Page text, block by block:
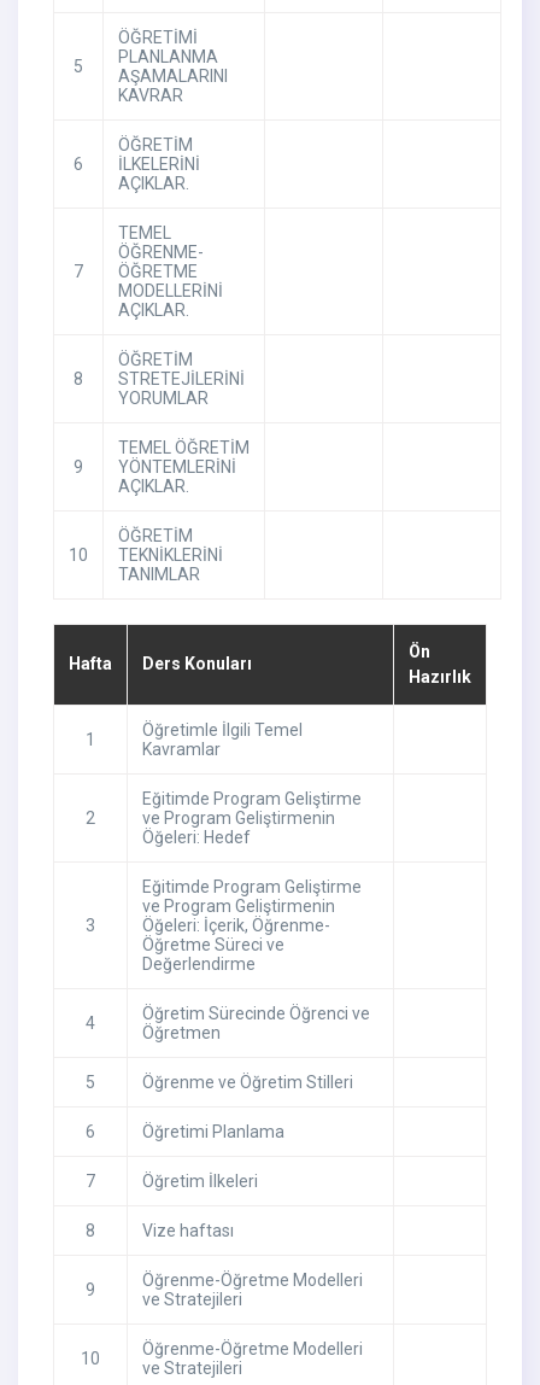
5
ÖĞRETİMİ
PLANLANMA
AŞAMALARINI
KAVRAR
6
ÖĞRETİM
İLKELERİNİ
AÇIKLAR.
7
TEMEL
ÖĞRENME-
ÖĞRETME
MODELLERİNİ
AÇIKLAR.
8
ÖĞRETİM
STRETEJİLERİNİ
YORUMLAR
9
TEMEL ÖĞRETİM
YÖNTEMLERİNİ
AÇIKLAR.
10
ÖĞRETİM
TEKNİKLERİNİ
TANIMLAR
Hafta Ders Konuları
Ön
Hazırlık
1
Öğretimle İlgili Temel
Kavramlar
2
Eğitimde Program Geliştirme
ve Program Geliştirmenin
Öğeleri: Hedef
3
Eğitimde Program Geliştirme
ve Program Geliştirmenin
Öğeleri: İçerik, Öğrenme-
Öğretme Süreci ve
Değerlendirme
4
Öğretim Sürecinde Öğrenci ve
Öğretmen
5 Öğrenme ve Öğretim Stilleri
6 Öğretimi Planlama
7 Öğretim İlkeleri
8 Vize haftası
9
Öğrenme-Öğretme Modelleri
ve Stratejileri
10
Öğrenme-Öğretme Modelleri
ve Stratejileri